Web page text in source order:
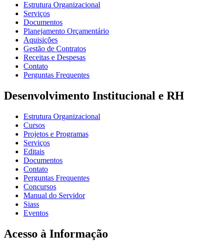
Estrutura Organizacional
Serviços
Documentos
Planejamento Orçamentário
Aquisições
Gestão de Contratos
Receitas e Despesas
Contato
Perguntas Frequentes
Desenvolvimento Institucional e RH
Estrutura Organizacional
Cursos
Projetos e Programas
Serviços
Editais
Documentos
Contato
Perguntas Frequentes
Concursos
Manual do Servidor
Siass
Eventos
Acesso à Informação